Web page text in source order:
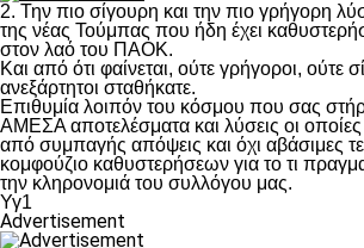
2. Την πιο σίγουρη και την πιο γρήγορη
της νέας Τούμπας που ήδη έχει
στον λαό του ΠΑΟΚ.
Και από ότι φαίνεται, ούτε γρήγοροι, ούτε
ανεξάρτητοι σταθήκατε.
Επιθυμία λοιπόν του κόσμου που σας
ΑΜΕΣΑ αποτελέσματα και λύσεις οι οποίες
από συμπαγής απόψεις και όχι αβάσιμες
κομφούζιο καθυστερήσεων για το τι
την κληρονομιά του συλλόγου μας.
Υγ1
Advertisement